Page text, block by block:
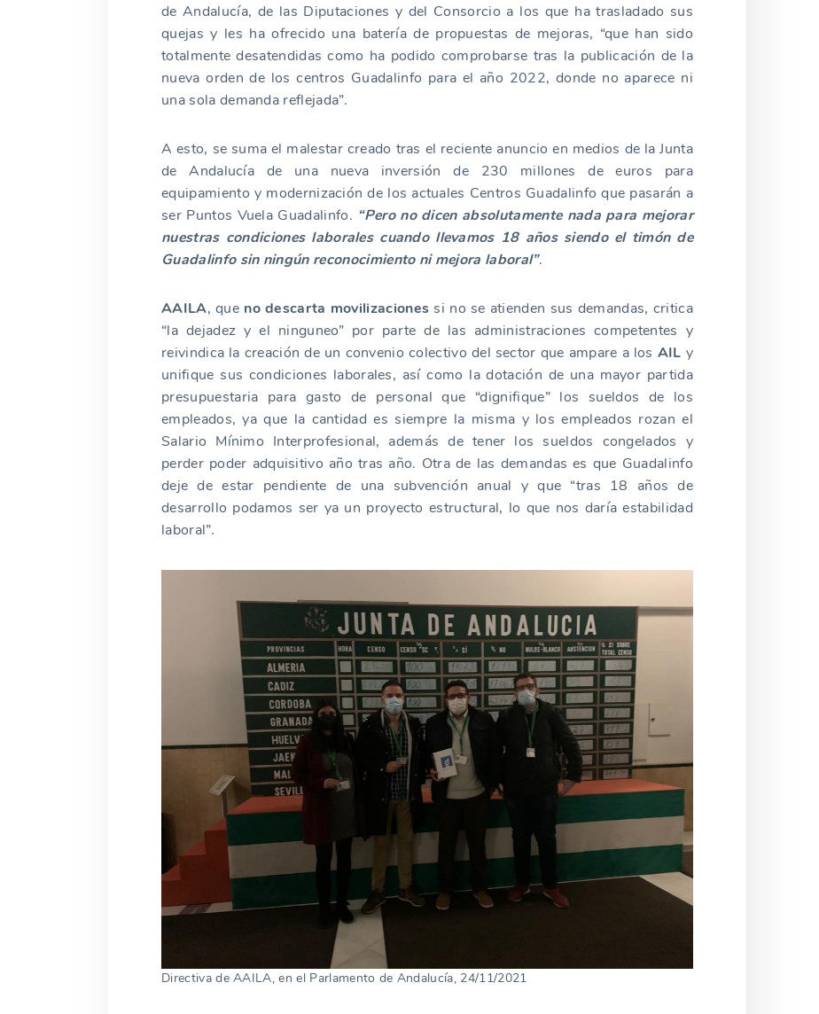
de Andalucía, de las Diputaciones y del Consorcio a los que ha trasladado sus
quejas y les ha ofrecido una batería de propuestas de mejoras, “que han sido
totalmente desatendidas como ha podido comprobarse tras la publicación de la
nueva orden de los centros Guadalinfo para el año 2022, donde no aparece ni
una sola demanda reflejada”.
A esto, se suma el malestar creado tras el reciente anuncio en medios de la Junta
de Andalucía de una nueva inversión de 230 millones de euros para
equipamiento y modernización de los actuales Centros Guadalinfo que pasarán a
ser Puntos Vuela Guadalinfo. “Pero no dicen absolutamente nada para mejorar
nuestras condiciones laborales cuando llevamos 18 años siendo el timón de
Guadalinfo sin ningún reconocimiento ni mejora laboral”.
AAILA, que no descarta movilizaciones si no se atienden sus demandas, critica
“la dejadez y el ninguneo” por parte de las administraciones competentes y
reivindica la creación de un convenio colectivo del sector que ampare a los AIL y
unifique sus condiciones laborales, así como la dotación de una mayor partida
presupuestaria para gasto de personal que “dignifique” los sueldos de los
empleados, ya que la cantidad es siempre la misma y los empleados rozan el
Salario Mínimo Interprofesional, además de tener los sueldos congelados y
perder poder adquisitivo año tras año. Otra de las demandas es que Guadalinfo
deje de estar pendiente de una subvención anual y que “tras 18 años de
desarrollo podamos ser ya un proyecto estructural, lo que nos daría estabilidad
laboral”.
Directiva de AAILA, en el Parlamento de Andalucía, 24/11/2021